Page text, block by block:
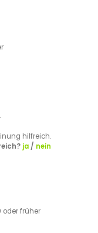
hilfreich.
ja/ nein
oder früher